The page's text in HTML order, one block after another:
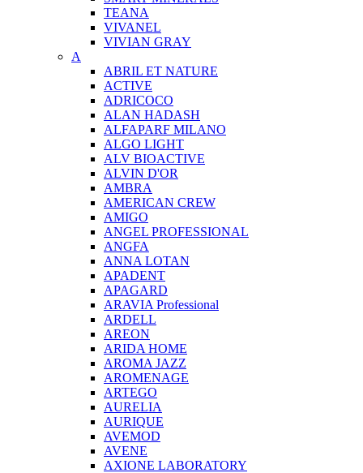
TEANA
VIVANEL
VIVIAN GRAY
A
ABRIL ET NATURE
ACTIVE
ADRICOCO
ALAN HADASH
ALFAPARF MILANO
ALGO LIGHT
ALV BIOACTIVE
ALVIN D'OR
AMBRA
AMERICAN CREW
AMIGO
ANGEL PROFESSIONAL
ANGFA
ANNA LOTAN
APADENT
APAGARD
ARAVIA Professional
ARDELL
AREON
ARIDA HOME
AROMA JAZZ
AROMENAGE
ARTEGO
AURELIA
AURIQUE
AVEMOD
AVENE
AXIONE LABORATORY